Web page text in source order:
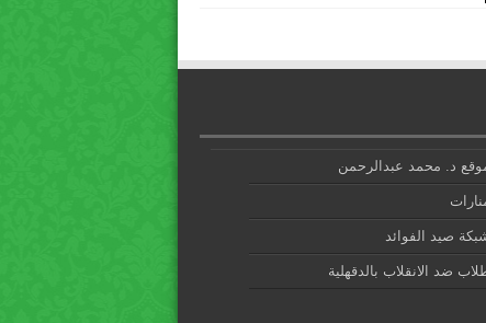
د. محمد عبدالرحمن
صيد الفوائد
ضد الانقلاب بالدقهلية